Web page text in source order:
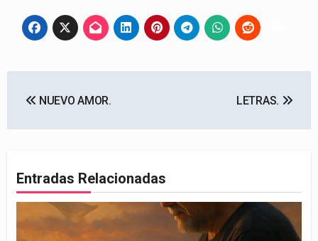
de
NUEVO AMOR. LETRAS.
Entradas Relacionadas